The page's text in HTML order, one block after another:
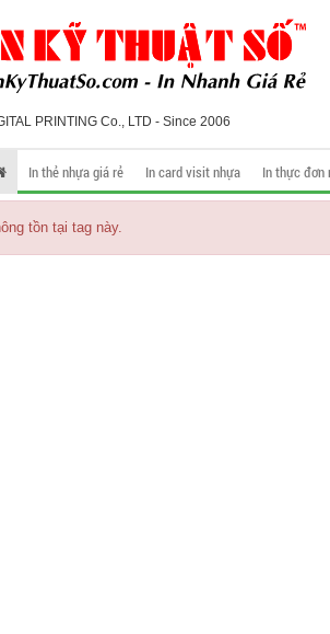
PRINTING Co., LTD - Since 2006
In thẻ nhựa giá rẻ In card visit nhựa In thực đơn
tồn tại tag này.